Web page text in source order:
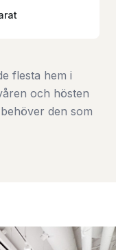
flesta hem i
och hösten
den som